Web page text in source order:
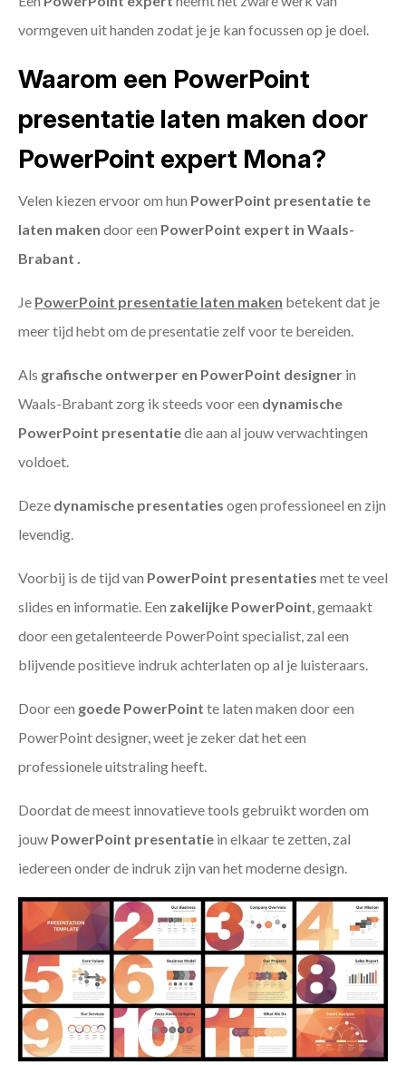
vormgeven uit handen zodat je je kan focussen op je doel.
Waarom een PowerPoint
presentatie laten maken door
PowerPoint expert Mona?
Velen kiezen ervoor om hun PowerPoint presentatie te
laten maken door een PowerPoint expert in Waals-
Brabant .
Je PowerPoint presentatie laten maken betekent dat je
meer tijd hebt om de presentatie zelf voor te bereiden.
Als grafische ontwerper en PowerPoint designer in
Waals-Brabant zorg ik steeds voor een dynamische
PowerPoint presentatiedie aan al jouw verwachtingen
voldoet.
Deze dynamische presentaties ogen professioneel en zijn
levendig.
Voorbij is de tijd van PowerPoint presentaties met te veel
slides en informatie. Een zakelijke PowerPoint, gemaakt
door een getalenteerde PowerPoint specialist, zal een
blijvende positieve indruk achterlaten op al je luisteraars.
Door een goede PowerPoint te laten maken door een
PowerPoint designer, weet je zeker dat het een
professionele uitstraling heeft.
Doordat de meest innovatieve tools gebruikt worden om
jouw PowerPoint presentatie in elkaar te zetten, zal
iedereen onder de indruk zijn van het moderne design.